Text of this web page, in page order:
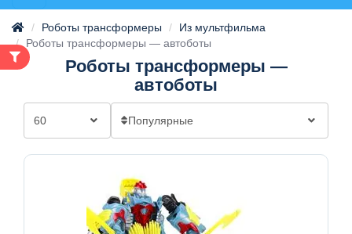
Роботы трансформеры
Из мультфильма
Роботы трансформеры — автоботы
Роботы трансформеры —
автоботы
60 Популярные